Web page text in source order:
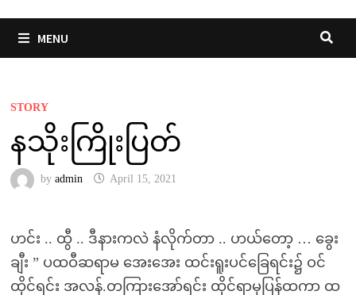
MENU
STORY
နသိုးကြိုးပြတ်
by admin April 15, 2021
ဟင်း .. ထွီ .. ဒီနားကလဲ နံလိုက်တာ .. ဟယ်တော့ … ခွေး
ချီး ” ပထဝီဆရာမ အေးအေး ထင်းရူးပင်ခြေရင်း၌ ဝင်
ထိုင်ရင်း အလန်.တကြားအော်ရင်း ထိုင်ရာမှပြန်ထကာ ထ